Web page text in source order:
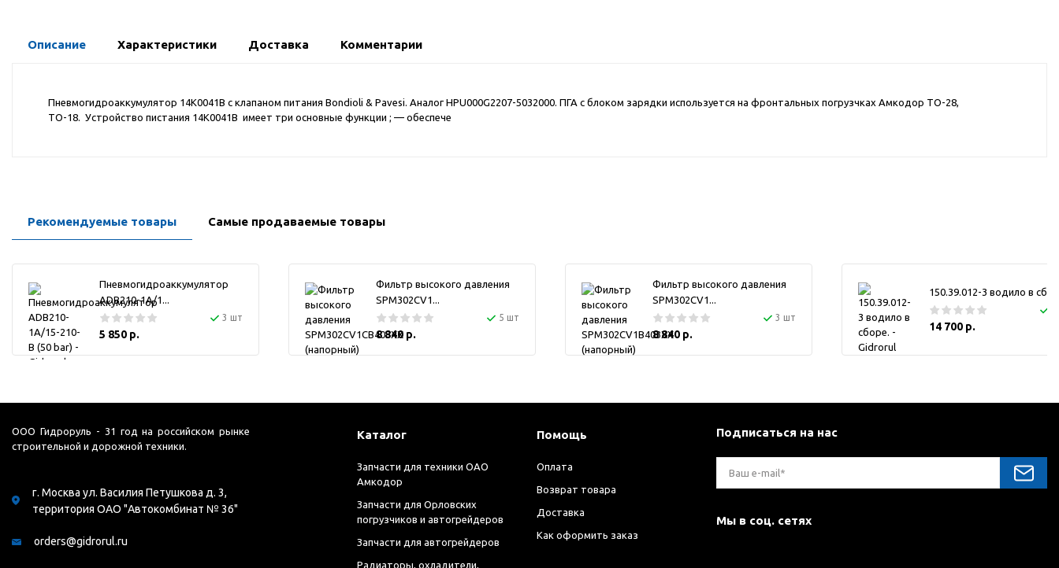
Описание Характеристики Доставка Комментарии
Пневмогидроаккумулятор 14K0041B с клапаном питания Bondioli & Pavesi. Аналог HPU000G2207-5032000. ПГА с блоком зарядки используется на фронтальных погрузчках Амкодор ТО-28,
ТО-18. Устройство пистания 14K0041B имеет три основные функции ; — обеспече
Рекомендуемые товары Самые продаваемые товары
Пневмогидроаккумулятор
ADB210-1A/1...
3 шт
5 850 р.
Фильтр высокого давления
SPM302CV1...
5 шт
8 840 р.
Фильтр высокого давления
SPM302CV1...
3 шт
8 840 р.
150.39.012-3 водило в
14 700 р.
ООО Гидроруль - 31 год на российском рынке
строительной и дорожной техники.
г. Москва ул. Василия Петушкова д. 3,
территория ОАО "Автокомбинат № 36"
orders@gidrorul.ru
Каталог
Запчасти для техники ОАО
Амкодор
Запчасти для Орловских
погрузчиков и автогрейдеров
Запчасти для автогрейдеров
Радиаторы, охладители,
Помощь
Оплата
Возврат товара
Доставка
Как оформить заказ
Подписаться на нас
Мы в соц. сетях